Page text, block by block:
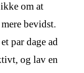
om at
bevidst.
par dage ad
og lav en